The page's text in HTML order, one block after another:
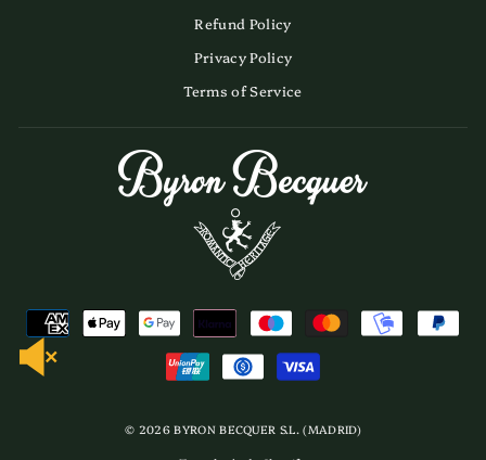
Refund Policy
Privacy Policy
Terms of Service
© 2026 BYRON BECQUER S.L. (MADRID)